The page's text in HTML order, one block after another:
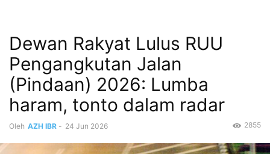
Dewan Rakyat Lulus RUU
Pengangkutan Jalan
(Pindaan) 2026: Lumba
haram, tonto dalam radar
Oleh AZH IBR - 24 Jun 2026 2855